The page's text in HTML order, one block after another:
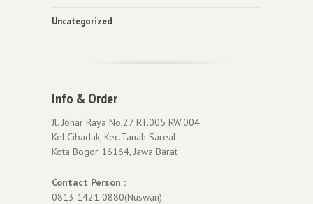
Uncategorized
Info & Order
Jl. Johar Raya No.27 RT.005 RW.004
Kel.Cibadak, Kec.Tanah Sareal
Kota Bogor 16164, Jawa Barat
Contact Person :
0813 1421 0880(Nuswan)